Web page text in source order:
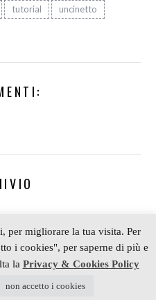
tutorial
uncinetto
SCRAP & CRAFT |
| P. IVA 01574070098 |
per migliorare la tua visita. Per
i cookies", per saperne di più e
la Privacy & Cookies Policy
non accetto i cookies